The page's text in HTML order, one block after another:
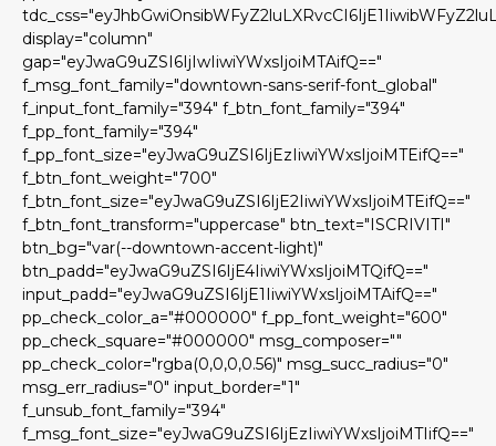
display="column"
gap="eyJwaG9uZSI6IjIwIiwiYWxsIjoiMTAifQ=="
f_msg_font_family="downtown-sans-serif-font_global"
f_input_font_family="394" f_btn_font_family="394"
f_pp_font_family="394"
f_pp_font_size="eyJwaG9uZSI6IjEzIiwiYWxsIjoiMTEifQ=="
f_btn_font_weight="700"
f_btn_font_size="eyJwaG9uZSI6IjE2IiwiYWxsIjoiMTEifQ=="
f_btn_font_transform="uppercase" btn_text="ISCRIVITI"
btn_bg="var(--downtown-accent-light)"
btn_padd="eyJwaG9uZSI6IjE4IiwiYWxsIjoiMTQifQ=="
input_padd="eyJwaG9uZSI6IjE1IiwiYWxsIjoiMTAifQ=="
pp_check_color_a="#000000" f_pp_font_weight="600"
pp_check_square="#000000" msg_composer=""
pp_check_color="rgba(0,0,0,0.56)" msg_succ_radius="0"
msg_err_radius="0" input_border="1"
f_unsub_font_family="394"
f_msg_font_size="eyJwaG9uZSI6IjEzIiwiYWxsIjoiMTIifQ=="